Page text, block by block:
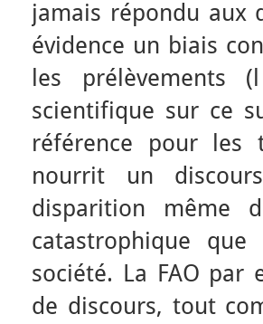
jamais répondu aux
évidence un biais
les prélèvements
scientifique sur ce
référence pour
nourrit un
disparition même
catastrophique
société. La FAO par
de discours, tout